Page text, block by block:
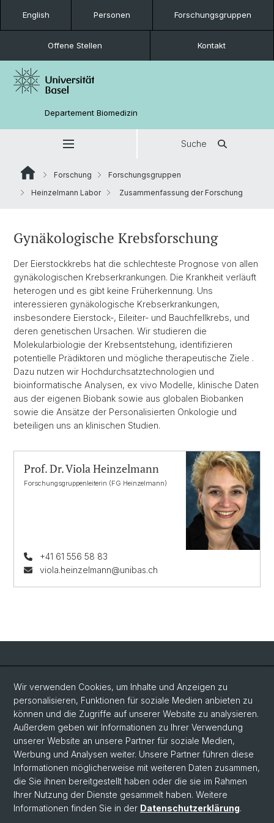
English Personen Forschungsgruppen
Offene Stellen Kontakt
Departement Biomedizin
Suche
Forschung
Forschungsgruppen
Heinzelmann Labor
Zusammenfassung der Forschung
Gynäkologische Krebsforschung
Der Eierstockkrebs hat die schlechteste Prognose von allen
gynäkologischen Krebserkrankungen. Die Krankheit verläuft
heterogen und es gibt keine Früherkennung. Uns
interessieren gynäkologische Krebserkrankungen,
insbesondere Eierstock-, Eileiter- und Bauchfellkrebs, und
deren genetischen Ursachen. Wir studieren die
Molekularbiologie der Krebsentstehung, identifizieren
potentielle Prädiktoren und mögliche therapeutische Ziele .
Dazu nutzen wir Hochdurchsatztechnologien und
bioinformatische Analysen, ex vivo Modelle, klinische Daten
aus der eigenen Biobank sowie aus globalen Biobanken
sowie die Ansätze der Personalisierten Onkologie und
beteiligen uns an klinischen Studien.
Prof. Dr. Viola Heinzelmann
Forschungsgruppenleiterin (FG Heinzelmann)
+41 61 556 58 83
viola.heinzelmann@unibas.ch
Social Media
LinkedIn
Bluesky
Vimeo
Wir verwenden Cookies, um Inhalte und Anzeigen zu
personalisieren, Funktionen für soziale Medien anbieten zu
können und die Zugriffe auf unserer Website zu analysieren.
Außerdem geben wir Informationen zu Ihrer Verwendung
unserer Website an unsere Partner für soziale Medien,
Werbung und Analysen weiter. Unsere Partner führen diese
Informationen möglicherweise mit weiteren Daten zusammen,
die Sie ihnen bereitgestellt haben oder die sie im Rahmen
Ihrer Nutzung der Dienste gesammelt haben. Weitere
Informationen finden Sie in der Datenschutzerklärung.